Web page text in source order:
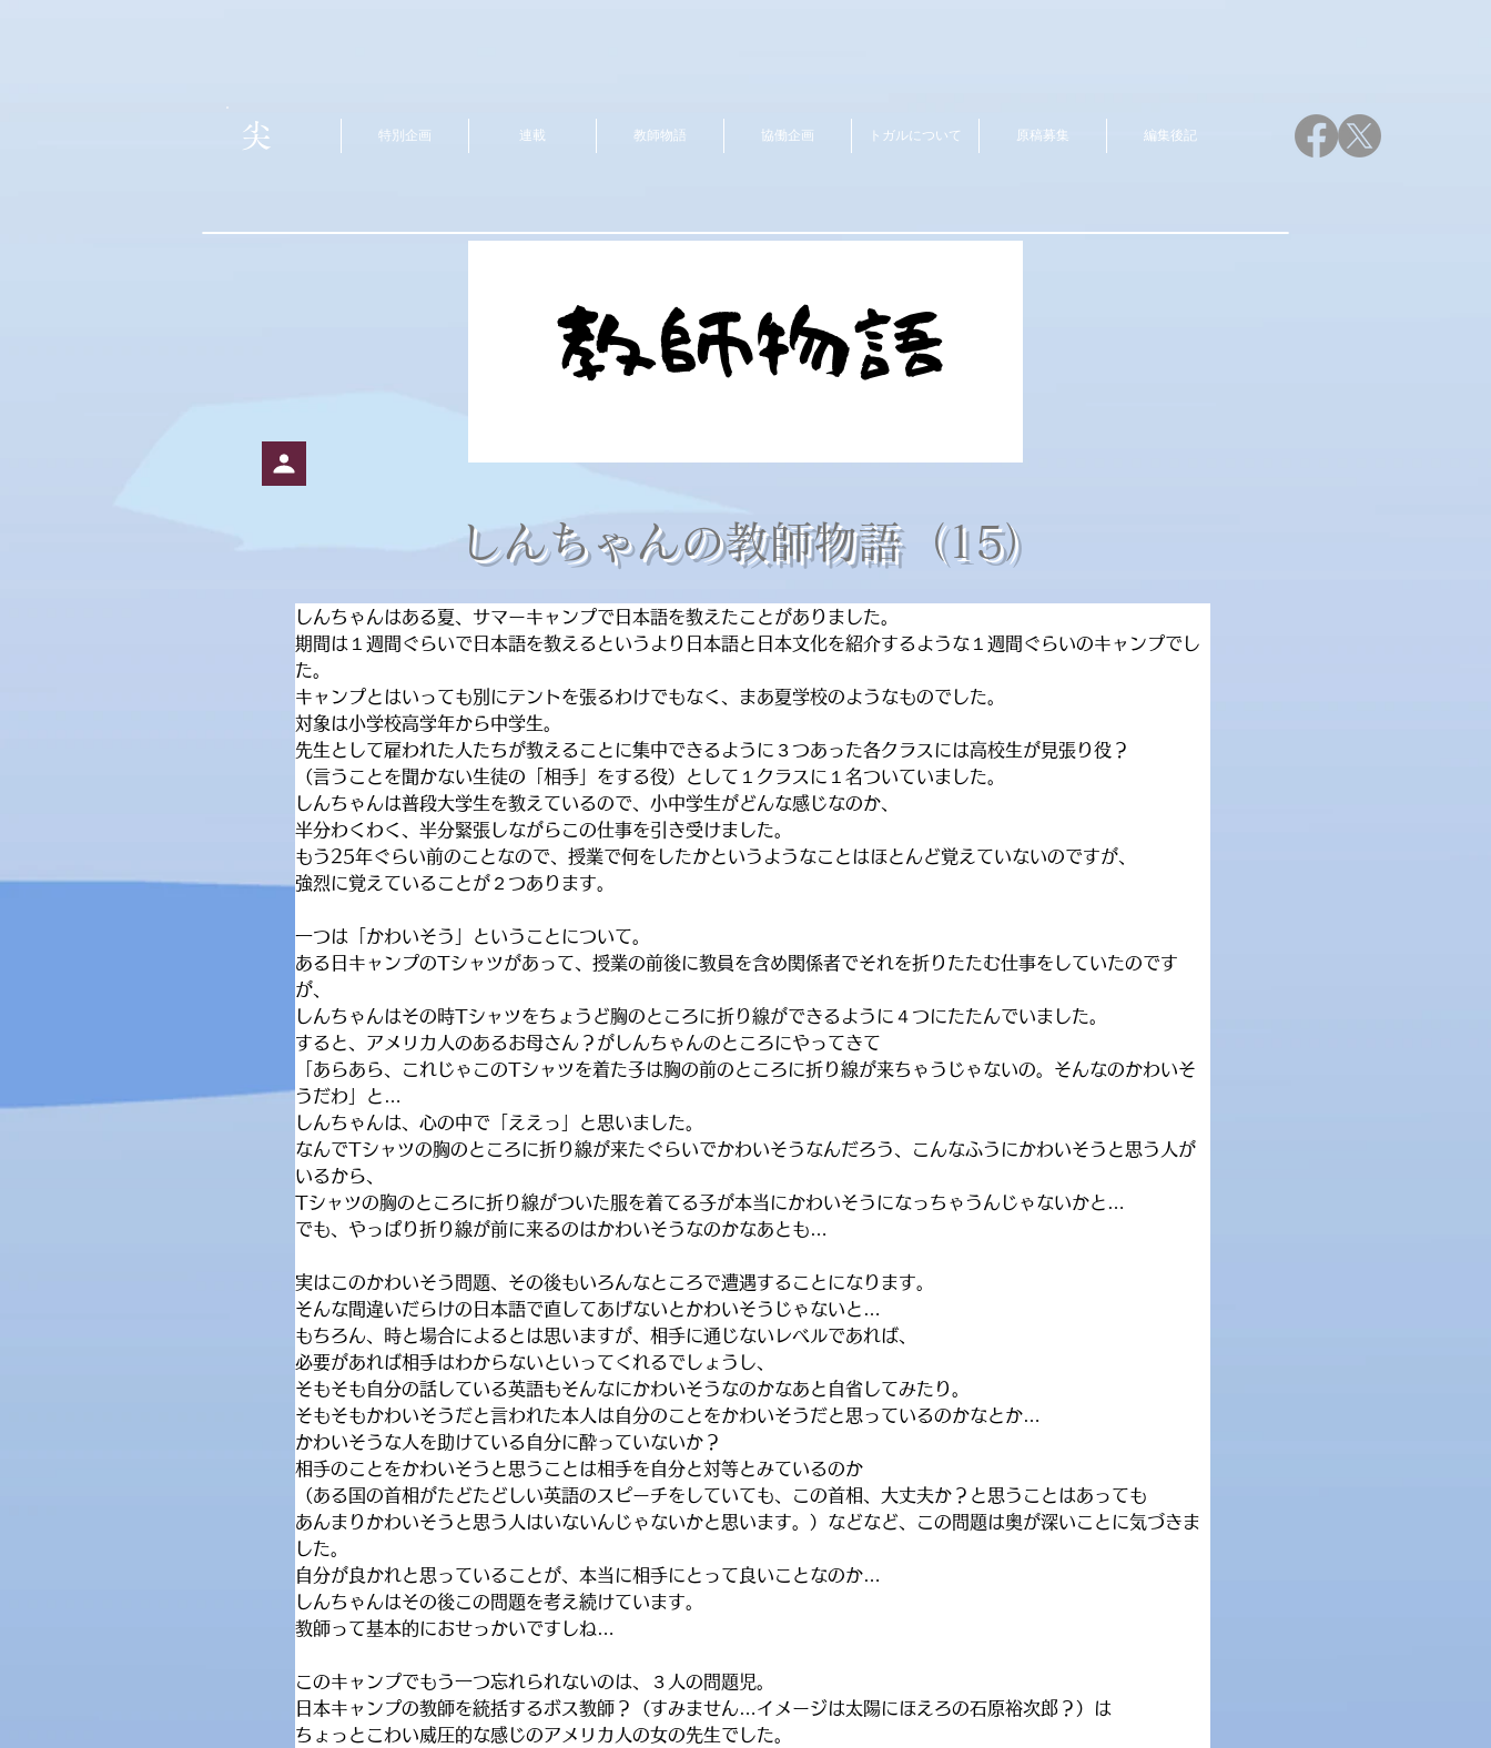
尖 特別企画 連載 教師物語 協働企画 トガルについて 原稿募集 編集後記
​しんちゃんの教師物語（15）
しんちゃんはある夏、サマーキャンプで日本語を教えたことがありました。
期間は１週間ぐらいで日本語を教えるというより日本語と日本文化を紹介するような１週間ぐらいのキャンプでし
た。
キャンプとはいっても別にテントを張るわけでもなく、まあ夏学校のようなものでした。
対象は小学校高学年から中学生。
先生として雇われた人たちが教えることに集中できるように３つあった各クラスには高校生が見張り役？
（言うことを聞かない生徒の「相手」をする役）として１クラスに１名ついていました。
しんちゃんは普段大学生を教えているので、小中学生がどんな感じなのか、
半分わくわく、半分緊張しながらこの仕事を引き受けました。
もう25年ぐらい前のことなので、授業で何をしたかというようなことはほとんど覚えていないのですが、
強烈に覚えていることが２つあります。
一つは「かわいそう」ということについて。
ある日キャンプのTシャツがあって、授業の前後に教員を含め関係者でそれを折りたたむ仕事をしていたのです
が、
しんちゃんはその時Tシャツをちょうど胸のところに折り線ができるように４つにたたんでいました。
すると、アメリカ人のあるお母さん？がしんちゃんのところにやってきて
「あらあら、これじゃこのTシャツを着た子は胸の前のところに折り線が来ちゃうじゃないの。そんなのかわいそ
うだわ」と…
しんちゃんは、心の中で「ええっ」と思いました。
なんでTシャツの胸のところに折り線が来たぐらいでかわいそうなんだろう、こんなふうにかわいそうと思う人が
いるから、
Tシャツの胸のところに折り線がついた服を着てる子が本当にかわいそうになっちゃうんじゃないかと…
でも、やっぱり折り線が前に来るのはかわいそうなのかなあとも…
実はこのかわいそう問題、その後もいろんなところで遭遇することになります。
そんな間違いだらけの日本語で直してあげないとかわいそうじゃないと…
もちろん、時と場合によるとは思いますが、相手に通じないレベルであれば、
必要があれば相手はわからないといってくれるでしょうし、
そもそも自分の話している英語もそんなにかわいそうなのかなあと自省してみたり。
そもそもかわいそうだと言われた本人は自分のことをかわいそうだと思っているのかなとか…
かわいそうな人を助けている自分に酔っていないか？
相手のことをかわいそうと思うことは相手を自分と対等とみているのか
（ある国の首相がたどたどしい英語のスピーチをしていても、この首相、大丈夫か？と思うことはあっても
あんまりかわいそうと思う人はいないんじゃないかと思います。）などなど、この問題は奥が深いことに気づきま
した。
自分が良かれと思っていることが、本当に相手にとって良いことなのか…
しんちゃんはその後この問題を考え続けています。
教師って基本的におせっかいですしね…
このキャンプでもう一つ忘れられないのは、３人の問題児。
日本キャンプの教師を統括するボス教師？（すみません…イメージは太陽にほえろの石原裕次郎？）は
ちょっとこわい威圧的な感じのアメリカ人の女の先生でした。